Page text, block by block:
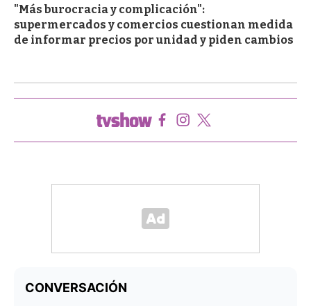
"Más burocracia y complicación":
supermercados y comercios cuestionan medida
de informar precios por unidad y piden cambios